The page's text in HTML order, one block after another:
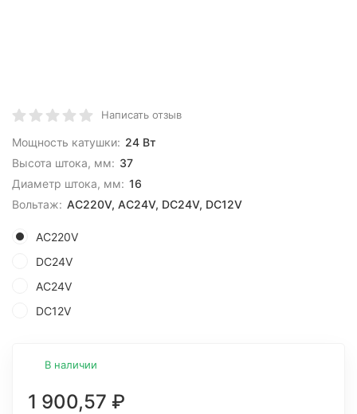
Написать отзыв
Мощность катушки: 24 Вт
Высота штока, мм: 37
Диаметр штока, мм: 16
Вольтаж: AC220V, AC24V, DC24V, DC12V
AC220V
DC24V
AC24V
DC12V
В наличии
1 900,57 ₽